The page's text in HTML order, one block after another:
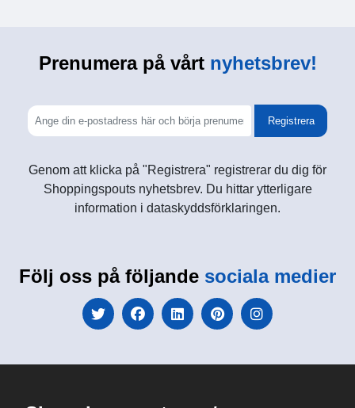
Prenumera på vårtnyhetsbrev!
Registrera
Genom att klicka på "Registrera" registrerar du dig för
Shoppingspouts nyhetsbrev. Du hittar ytterligare
information i dataskyddsförklaringen.
Följ oss på följande sociala medier